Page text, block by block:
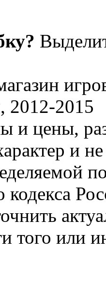
2012-2015
и цены,
и
кодекса
того или